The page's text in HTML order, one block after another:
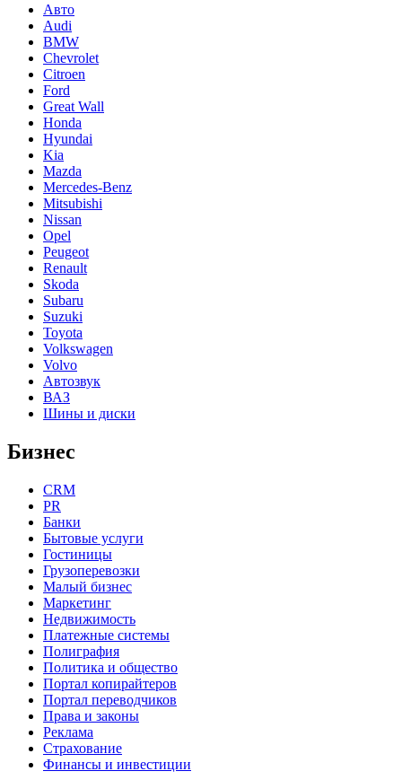
Авто
Audi
BMW
Chevrolet
Citroen
Ford
Great Wall
Honda
Hyundai
Kia
Mazda
Mercedes-Benz
Mitsubishi
Nissan
Opel
Peugeot
Renault
Skoda
Subaru
Suzuki
Toyota
Volkswagen
Volvo
Автозвук
ВАЗ
Шины и диски
Бизнес
CRM
PR
Банки
Бытовые услуги
Гостиницы
Грузоперевозки
Малый бизнес
Маркетинг
Недвижимость
Платежные системы
Полиграфия
Политика и общество
Портал копирайтеров
Портал переводчиков
Права и законы
Реклама
Страхование
Финансы и инвестиции